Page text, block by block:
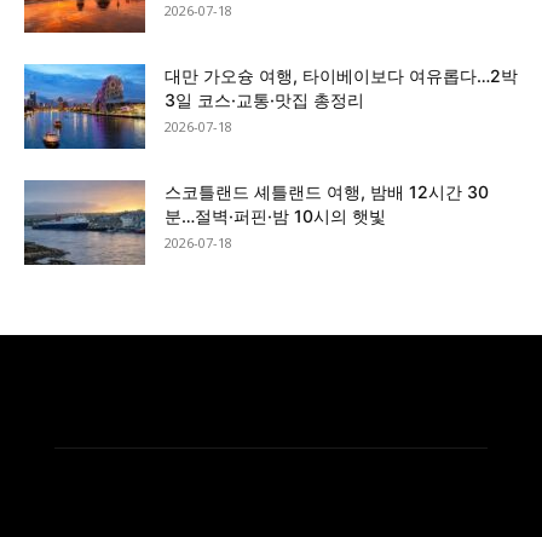
2026-07-18
대만 가오슝 여행, 타이베이보다 여유롭다…2박
3일 코스·교통·맛집 총정리
2026-07-18
스코틀랜드 셰틀랜드 여행, 밤배 12시간 30
분…절벽·퍼핀·밤 10시의 햇빛
2026-07-18